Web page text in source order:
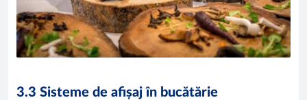
3.3 Sisteme de afișaj în bucătărie